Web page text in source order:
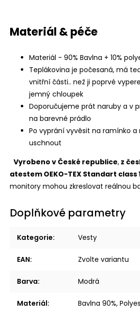
Materiál & péče
Materiál - 90% Bavlna + 10%
Teplákovina je počesaná, má
vnitřní části.. než ji poprvé
jemný chloupek
Doporučujeme prát naruby a v
na barevné prádlo
Po vyprání vyvěsit na ramínko
uschnout
Vyrobeno v České republice, z
atestem OEKO-TEX Standart class
monitory mohou zkreslovat reálnou
Doplňkové parametry
Kategorie: Vesty
EAN: Zvolte variantu
Barva: Modrá
Materiál: Bavlna 90%,